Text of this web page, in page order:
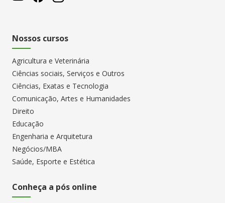
Nossos cursos
Agricultura e Veterinária
Ciências sociais, Serviços e Outros
Ciências, Exatas e Tecnologia
Comunicação, Artes e Humanidades
Direito
Educação
Engenharia e Arquitetura
Negócios/MBA
Saúde, Esporte e Estética
Conheça a pós online